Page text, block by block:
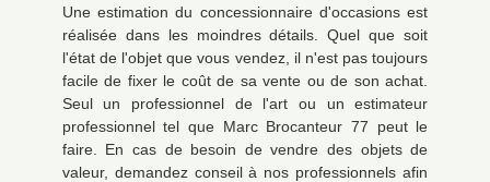
Une estimation du concessionnaire d'occasions est
réalisée dans les moindres détails. Quel que soit
l'état de l'objet que vous vendez, il n'est pas toujours
facile de fixer le coût de sa vente ou de son achat.
Seul un professionnel de l'art ou un estimateur
professionnel tel que Marc Brocanteur 77 peut le
faire. En cas de besoin de vendre des objets de
valeur, demandez conseil à nos professionnels afin